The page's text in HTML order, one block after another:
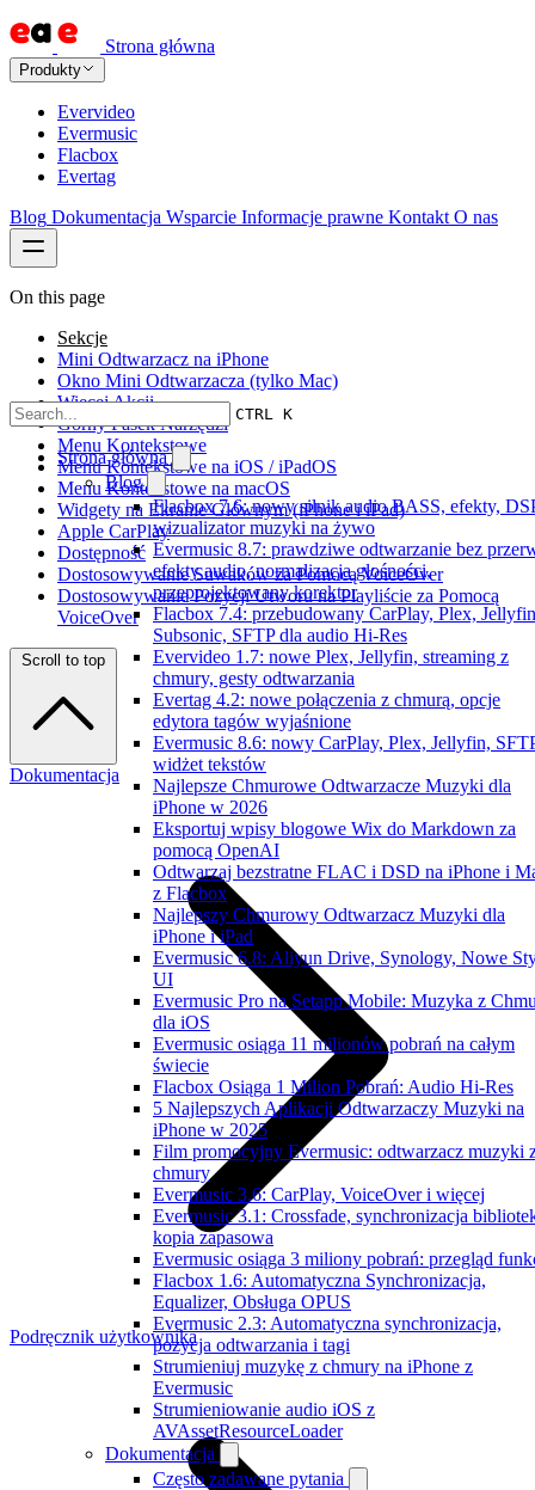
Strona główna
Produkty
Evervideo
Evermusic
Flacbox
Evertag
Blog Dokumentacja Wsparcie Informacje prawne Kontakt O nas
CTRL K
Strona główna
Blog
Flacbox 7.6: nowy silnik audio BASS, efekty,
wizualizator muzyki na żywo
Evermusic 8.7: prawdziwe odtwarzanie bez
efekty audio, normalizacja głośności,
przeprojektowany korektor
Flacbox 7.4: przebudowany CarPlay, Plex,
Subsonic, SFTP dla audio Hi-Res
Evervideo 1.7: nowe Plex, Jellyfin, streaming z
chmury, gesty odtwarzania
Evertag 4.2: nowe połączenia z chmurą, opcje
edytora tagów wyjaśnione
Evermusic 8.6: nowy CarPlay, Plex, Jellyfin,
widżet tekstów
Najlepsze Chmurowe Odtwarzacze Muzyki dla
iPhone w 2026
Eksportuj wpisy blogowe Wix do Markdown za
pomocą OpenAI
Odtwarzaj bezstratne FLAC i DSD na iPhone i
z Flacbox
Najlepszy Chmurowy Odtwarzacz Muzyki dla
iPhone i iPad
Evermusic 6.8: Aliyun Drive, Synology, Nowe
UI
Evermusic Pro na Setapp Mobile: Muzyka z
dla iOS
Evermusic osiąga 11 milionów pobrań na całym
świecie
Flacbox Osiąga 1 Milion Pobrań: Audio Hi-Res
5 Najlepszych Aplikacji Odtwarzaczy Muzyki na
iPhone w 2025
Film promocyjny Evermusic: odtwarzacz muzyki
chmury
Evermusic 3.6: CarPlay, VoiceOver i więcej
Evermusic 3.1: Crossfade, synchronizacja
kopia zapasowa
Evermusic osiąga 3 miliony pobrań: przegląd
Flacbox 1.6: Automatyczna Synchronizacja,
Equalizer, Obsługa OPUS
Evermusic 2.3: Automatyczna synchronizacja,
pozycja odtwarzania i tagi
Strumieniuj muzykę z chmury na iPhone z
Evermusic
Strumieniowanie audio iOS z
AVAssetResourceLoader
Dokumentacja
Często zadawane pytania
On this page
Sekcje
Mini Odtwarzacz na iPhone
Okno Mini Odtwarzacza (tylko Mac)
Więcej Akcji
Górny Pasek Narzędzi
Menu Kontekstowe
Menu Kontekstowe na iOS / iPadOS
Menu Kontekstowe na macOS
Widgety na Ekranie Głównym (iPhone i iPad)
Apple CarPlay
Dostępność
Dostosowywanie Suwaków za Pomocą VoiceOver
Dostosowywanie Pozycji Utworu na Playliście za Pomocą
VoiceOver
Scroll to top
Dokumentacja
Podręcznik użytkownika